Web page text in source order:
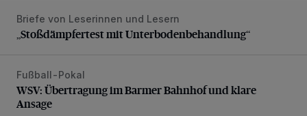
„Stoßdämpfertest mit Unterbodenbehandlung“
Briefe von Leserinnen und Lesern
„Stoßdämpfertest mit Unterbodenbehandlung“
WSV: Übertragung im Barmer Bahnhof und klare Ansage
Fußball-Pokal
WSV: Übertragung im Barmer Bahnhof und klare
Ansage